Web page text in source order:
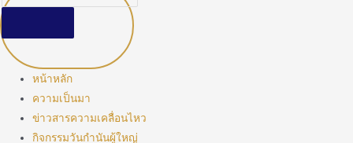
หน้าหลัก
ความเป็นมา
ข่าวสารความเคลื่อนไหว
กิจกรรมวันกำนันผู้ใหญ่